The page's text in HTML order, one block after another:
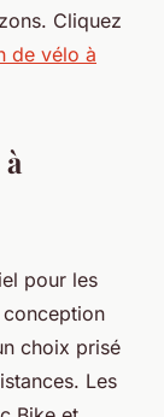
Cliquez
de vélo à
pour les
conception
choix prisé
Les